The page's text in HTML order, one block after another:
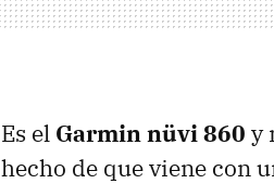
Es el Garmin nüvi 860 y
hecho de que viene con